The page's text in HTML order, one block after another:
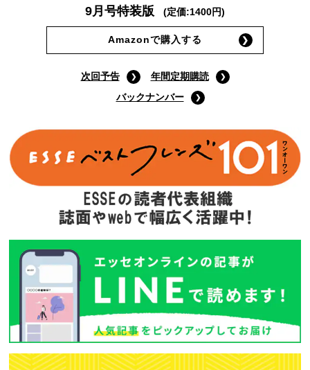
9月号特装版 (定価:1400円)
Amazonで購入する
次回予告
年間定期購読
バックナンバー